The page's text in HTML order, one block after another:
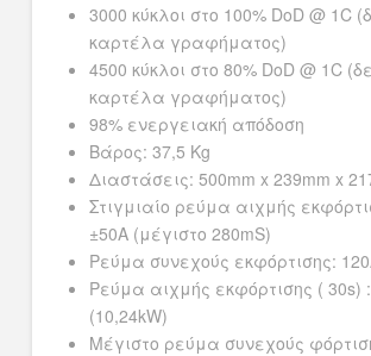
3000 κύκλοι στο 100% DoD @ 1C
καρτέλα γραφήματος)
4500 κύκλοι στο 80% DoD @ 1C
καρτέλα γραφήματος)
98% ενεργειακή απόδοση
Βάρος: 37,5 Kg
Διαστάσεις: 500mm x 239mm x
Στιγμιαίο ρεύμα αιχμής
±50A (μέγιστο 280mS)
Ρεύμα συνεχούς εκφόρτισης:
Ρεύμα αιχμής εκφόρτισης ( 30s)
(10,24kW)
Μέγιστο ρεύμα συνεχούς